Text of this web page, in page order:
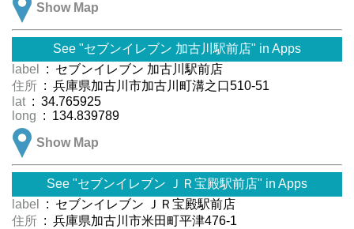
Show Map
See "セブンイレブン 加古川駅前店" in Apps
label
: セブンイレブン 加古川駅前店
住所 : 兵庫県加古川市加古川町溝之口510-51
lat : 34.765925
long : 134.839789
Show Map
See "セブンイレブン ＪＲ宝殿駅前店" in Apps
label
: セブンイレブン ＪＲ宝殿駅前店
住所 : 兵庫県加古川市米田町平津476-1